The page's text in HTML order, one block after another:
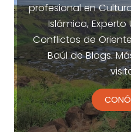
profesional en
Islámica, Experto
Conflictos de
Baúl de Blogs.